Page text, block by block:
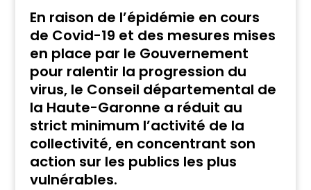
En raison de l’épidémie en cours
de Covid-19 et des mesures mises
en place par le Gouvernement
pour ralentir la progression du
virus, le Conseil départemental de
la Haute-Garonne a réduit au
strict minimum l’activité de la
collectivité, en concentrant son
action sur les publics les plus
vulnérables.